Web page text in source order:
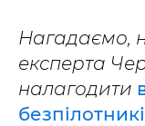
Нагадаємо,
експерта
налагодити